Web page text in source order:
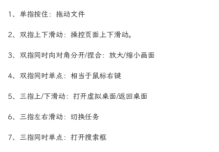
1、单指按住：拖动文件
2、双指上下滑动：操控页面上下滑动。
3、双指同时向对角分开/捏合：放大/缩小画面
4、双指同时单点：相当于鼠标右键
5、三指上/下滑动：打开虚拟桌面/返回桌面
6、三指左右滑动：切换任务
7、三指同时单点：打开搜索框